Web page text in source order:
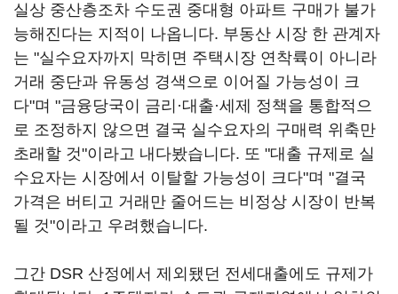
실상 중산층조차 수도권 중대형 아파트 구매가 불가
능해진다는 지적이 나옵니다. 부동산 시장 한 관계자
는 "실수요자까지 막히면 주택시장 연착륙이 아니라
거래 중단과 유동성 경색으로 이어질 가능성이 크
다"며 "금융당국이 금리·대출·세제 정책을 통합적으
로 조정하지 않으면 결국 실수요자의 구매력 위축만
초래할 것"이라고 내다봤습니다. 또 "대출 규제로 실
수요자는 시장에서 이탈할 가능성이 크다"며 "결국
가격은 버티고 거래만 줄어드는 비정상 시장이 반복
될 것"이라고 우려했습니다.
그간 DSR 산정에서 제외됐던 전세대출에도 규제가